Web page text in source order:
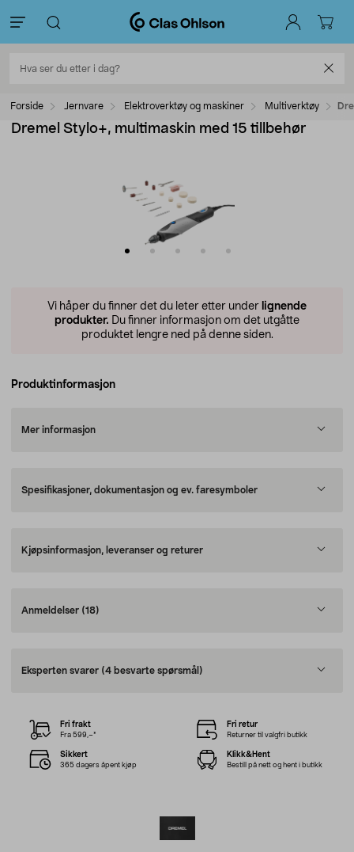
Forside Jernvare Elektroverktøy og maskiner Multiverktøy
Dremel Stylo+, multimaskin med 15 tillbehør
Vi håper du finner det du leter etter under lignende
produkter. Du finner informasjon om det utgåtte
produktet lengre ned på denne siden.
Produktinformasjon
Mer informasjon
Spesifikasjoner, dokumentasjon og ev. faresymboler
Kjøpsinformasjon, leveranser og returer
Anmeldelser (18)
Eksperten svarer (4 besvarte spørsmål)
Fri frakt
Fra 599,–*
Fri retur
Returner til valgfri butikk
Sikkert
365 dagers åpent kjøp
Klikk&Hent
Bestill på nett og hent i butikk